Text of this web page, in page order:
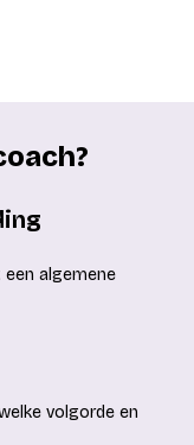
algemene
volgorde en